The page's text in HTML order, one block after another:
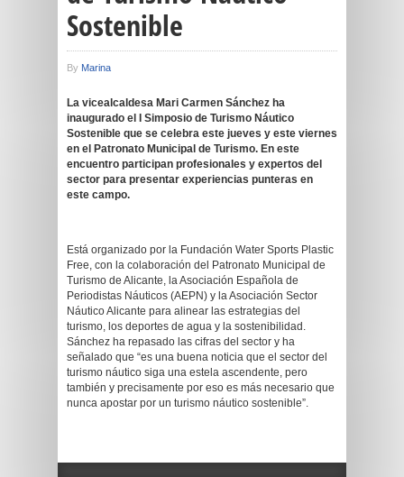
Sostenible
By Marina
La vicealcaldesa Mari Carmen Sánchez ha
inaugurado el I Simposio de Turismo Náutico
Sostenible que se celebra este jueves y este viernes
en el Patronato Municipal de Turismo. En este
encuentro participan profesionales y expertos del
sector para presentar experiencias punteras en
este campo.
Está organizado por la Fundación Water Sports Plastic
Free, con la colaboración del Patronato Municipal de
Turismo de Alicante, la Asociación Española de
Periodistas Náuticos (AEPN) y la Asociación Sector
Náutico Alicante para alinear las estrategias del
turismo, los deportes de agua y la sostenibilidad.
Sánchez ha repasado las cifras del sector y ha
señalado que “es una buena noticia que el sector del
turismo náutico siga una estela ascendente, pero
también y precisamente por eso es más necesario que
nunca apostar por un turismo náutico sostenible”.